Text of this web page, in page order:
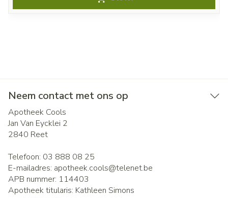
Neem contact met ons op
Apotheek Cools
Jan Van Eycklei 2
2840 Reet
Telefoon: 03 888 08 25
E-mailadres: apotheek.cools@telenet.be
APB nummer: 114403
Apotheek titularis: Kathleen Simons